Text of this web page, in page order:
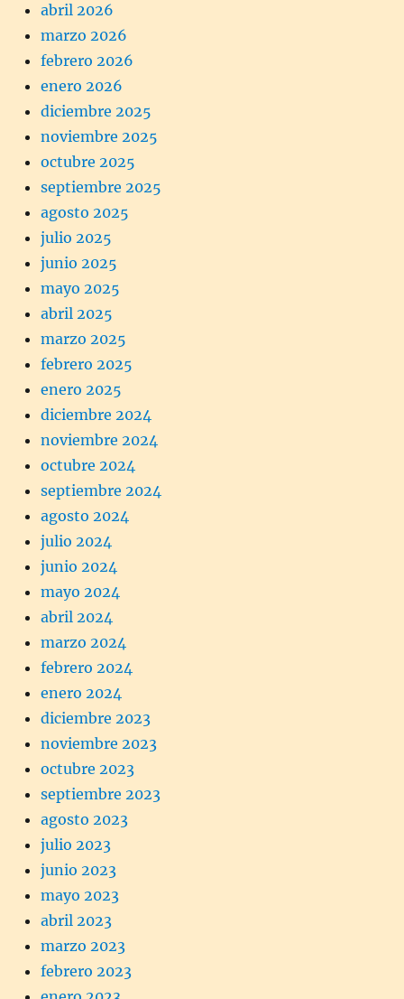
abril 2026
marzo 2026
febrero 2026
enero 2026
diciembre 2025
noviembre 2025
octubre 2025
septiembre 2025
agosto 2025
julio 2025
junio 2025
mayo 2025
abril 2025
marzo 2025
febrero 2025
enero 2025
diciembre 2024
noviembre 2024
octubre 2024
septiembre 2024
agosto 2024
julio 2024
junio 2024
mayo 2024
abril 2024
marzo 2024
febrero 2024
enero 2024
diciembre 2023
noviembre 2023
octubre 2023
septiembre 2023
agosto 2023
julio 2023
junio 2023
mayo 2023
abril 2023
marzo 2023
febrero 2023